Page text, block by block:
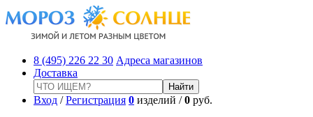
8 (495) 226 22 30 Адреса магазинов
Доставка
Вход /Регистрация 0 изделий /0 руб.